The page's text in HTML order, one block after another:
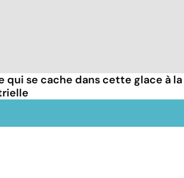
qui se cache dans cette glace à la